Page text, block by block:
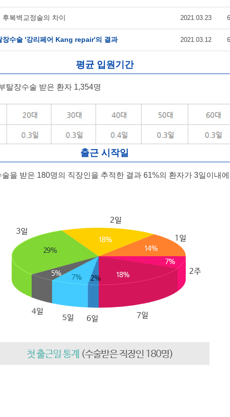
복벽교정술의 차이 2021.03.23
장수술 '강리페어 Kang repair'의 결과 2021.03.12
평균 입원기간
탈장수술 받은 환자 1,354명
출근 시작일
을 받은 180명의 직장인을 추적한 결과 61%의 환자가 3일이내